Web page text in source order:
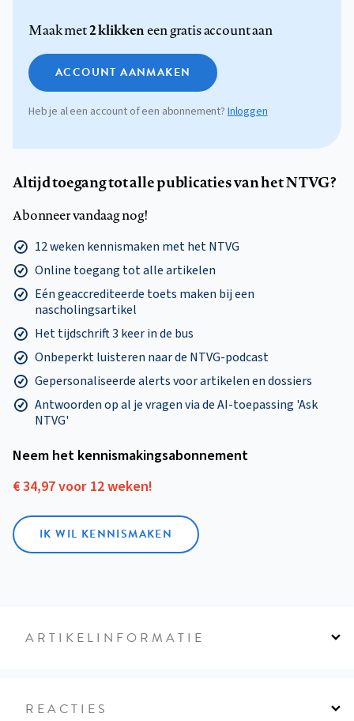
Maak met2 klikkeneen gratis account aan
ACCOUNT AANMAKEN
Heb je al een account of een abonnement? Inloggen
Altijd toegang tot alle publicaties van het NTVG?
Abonneer vandaag nog!
12 weken kennismaken met het NTVG
Online toegang tot alle artikelen
Eén geaccrediteerde toets maken bij een
nascholingsartikel
Het tijdschrift 3 keer in de bus
Onbeperkt luisteren naar de NTVG-podcast
Gepersonaliseerde alerts voor artikelen en dossiers
Antwoorden op al je vragen via de AI-toepassing 'Ask
NTVG'
Neem het kennismakings­abonnement
€ 34,97 voor 12 weken!
IK WIL KENNISMAKEN
ARTIKELINFORMATIE
REACTIES